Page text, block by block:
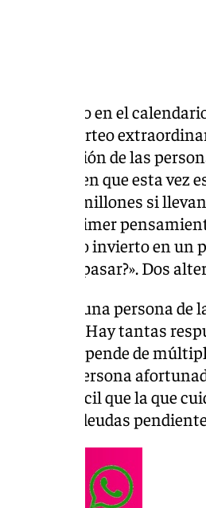
en rojo en el
año, el sorteo
imaginación de las
y creen que esta vez
incluso, de millones si
el primer
o el de «¿lo invierto en
ver la vida pasar?». Dos
retirar una persona
Navidad? Hay tantas
país. Depende de
de la persona
más difícil que la que
cargo o deudas